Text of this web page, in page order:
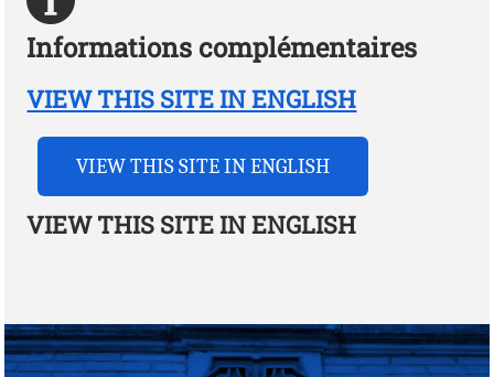
Informations complémentaires
VIEW THIS SITE IN ENGLISH
VIEW THIS SITE IN ENGLISH
VIEW THIS SITE IN ENGLISH